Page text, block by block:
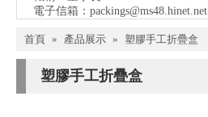
電子信箱： packings@ms48.hinet.net
首頁 » 產品展示 » 塑膠手工折疊盒
塑膠手工折疊盒